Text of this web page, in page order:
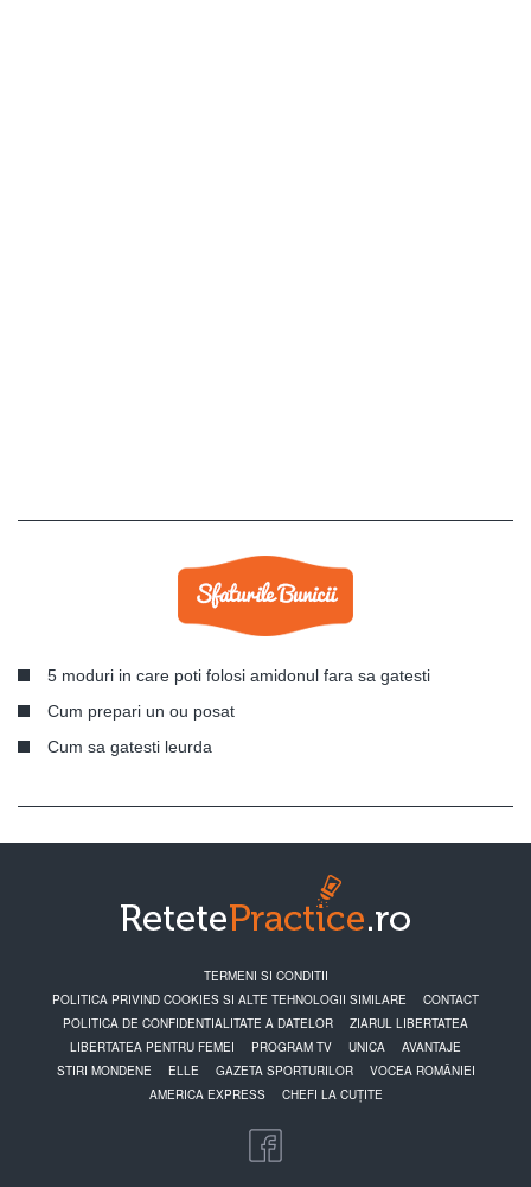
5 moduri in care poti folosi amidonul fara sa gatesti
Cum prepari un ou posat
Cum sa gatesti leurda
TERMENI SI CONDITII
POLITICA PRIVIND COOKIES SI ALTE TEHNOLOGII SIMILARE
CONTACT
POLITICA DE CONFIDENTIALITATE A DATELOR
ZIARUL LIBERTATEA
LIBERTATEA PENTRU FEMEI
PROGRAM TV UNICA
AVANTAJE
STIRI MONDENE
ELLE GAZETA SPORTURILOR
VOCEA ROMÂNIEI
AMERICA EXPRESS
CHEFI LA CUȚITE